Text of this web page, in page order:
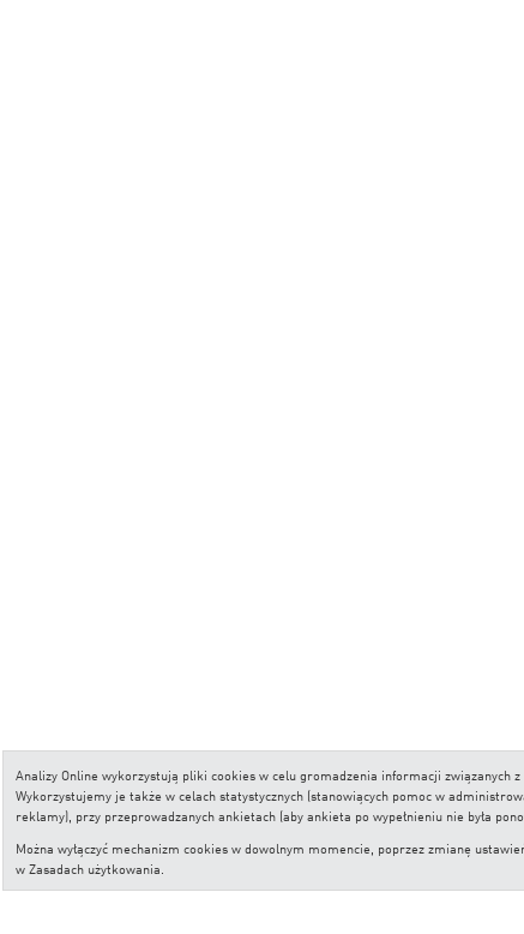
Analizy Online wykorzystują pliki cookies w celu gromadzenia informacji
Wykorzystujemy je także w celach statystycznych (stanowiących pomoc w
reklamy), przy przeprowadzanych ankietach (aby ankieta po wypełnieniu nie była
Można wyłączyć mechanizm cookies w dowolnym momencie, poprzez zmianę
wZasadach użytkowania